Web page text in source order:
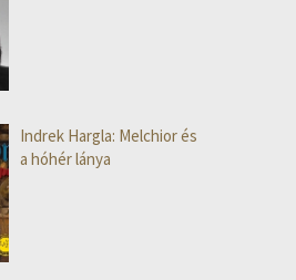
Indrek Hargla: Melchior és
a hóhér lánya